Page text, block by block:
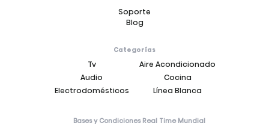
Soporte
Blog
Categorías
Tv
Aire Acondicionado
Audio
Cocina
Electrodomésticos
Línea Blanca
Bases y Condiciones Real Time Mundial